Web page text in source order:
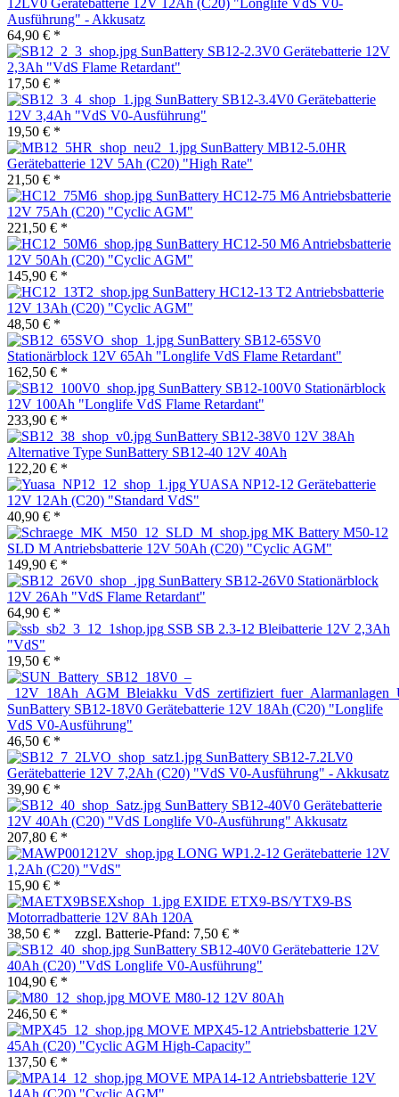
Ausführung" - Akkusatz
64,90 € *
SunBattery SB12-2.3V0 Gerätebatterie 12V
2,3Ah "VdS Flame Retardant"
17,50 € *
SunBattery SB12-3.4V0 Gerätebatterie
12V 3,4Ah "VdS V0-Ausführung"
19,50 € *
SunBattery MB12-5.0HR
Gerätebatterie 12V 5Ah (C20) "High Rate"
21,50 € *
SunBattery HC12-75 M6 Antriebsbatterie
12V 75Ah (C20) "Cyclic AGM"
221,50 € *
SunBattery HC12-50 M6 Antriebsbatterie
12V 50Ah (C20) "Cyclic AGM"
145,90 € *
SunBattery HC12-13 T2 Antriebsbatterie
12V 13Ah (C20) "Cyclic AGM"
48,50 € *
SunBattery SB12-65SV0
Stationärblock 12V 65Ah "Longlife VdS Flame Retardant"
162,50 € *
SunBattery SB12-100V0 Stationärblock
12V 100Ah "Longlife VdS Flame Retardant"
233,90 € *
SunBattery SB12-38V0 12V 38Ah
Alternative Type SunBattery SB12-40 12V 40Ah
122,20 € *
YUASA NP12-12 Gerätebatterie
12V 12Ah (C20) "Standard VdS"
40,90 € *
MK Battery M50-12
SLD M Antriebsbatterie 12V 50Ah (C20) "Cyclic AGM"
149,90 € *
SunBattery SB12-26V0 Stationärblock
12V 26Ah "VdS Flame Retardant"
64,90 € *
SSB SB 2.3-12 Bleibatterie 12V 2,3Ah
"VdS"
19,50 € *
SunBattery SB12-18V0 Gerätebatterie 12V 18Ah (C20) "Longlife
VdS V0-Ausführung"
46,50 € *
SunBattery SB12-7.2LV0
Gerätebatterie 12V 7,2Ah (C20) "VdS V0-Ausführung" - Akkusatz
39,90 € *
SunBattery SB12-40V0 Gerätebatterie
12V 40Ah (C20) "VdS Longlife V0-Ausführung" Akkusatz
207,80 € *
LONG WP1.2-12 Gerätebatterie 12V
1,2Ah (C20) "VdS"
15,90 € *
EXIDE ETX9-BS/YTX9-BS
Motorradbatterie 12V 8Ah 120A
38,50 € *
zzgl. Batterie-Pfand: 7,50 € *
SunBattery SB12-40V0 Gerätebatterie 12V
40Ah (C20) "VdS Longlife V0-Ausführung"
104,90 € *
MOVE M80-12 12V 80Ah
246,50 € *
MOVE MPX45-12 Antriebsbatterie 12V
45Ah (C20) "Cyclic AGM High-Capacity"
137,50 € *
MOVE MPA14-12 Antriebsbatterie 12V
14Ah (C20) "Cyclic AGM"